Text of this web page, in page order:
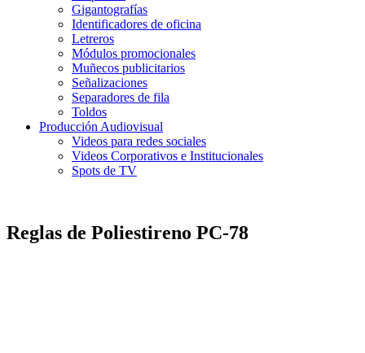
Gigantografías
Identificadores de oficina
Letreros
Módulos promocionales
Muñecos publicitarios
Señalizaciones
Separadores de fila
Toldos
Producción Audiovisual
Videos para redes sociales
Videos Corporativos e Institucionales
Spots de TV
Reglas de Poliestireno PC-78